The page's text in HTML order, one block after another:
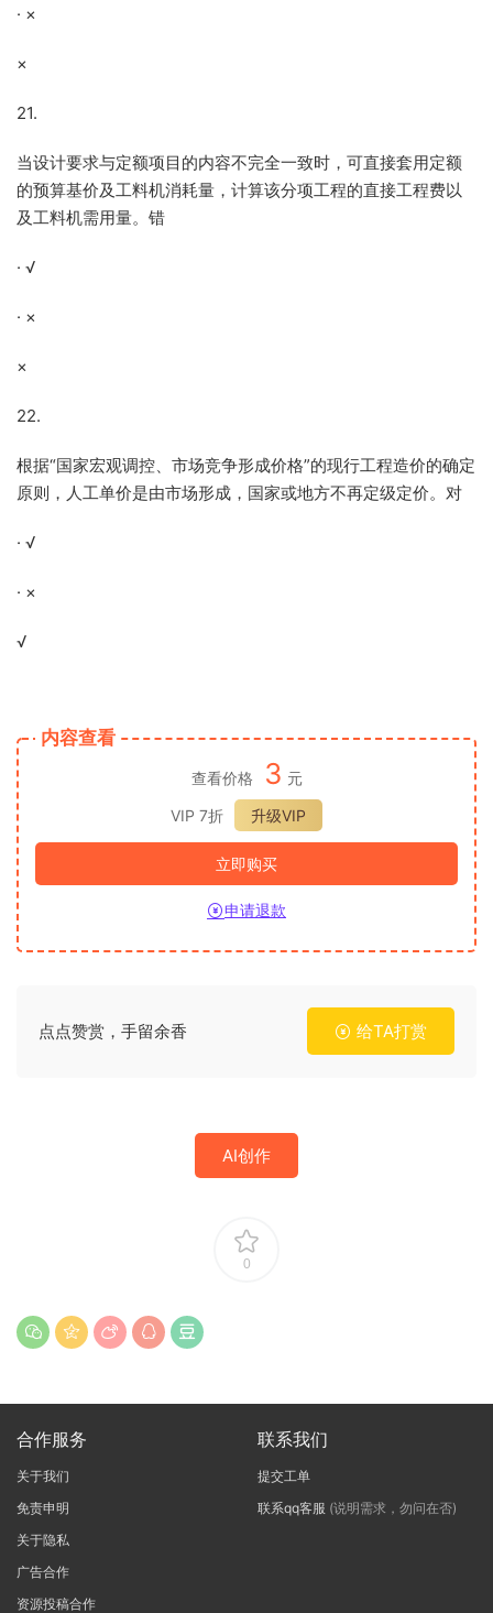
· ×
×
21.
当设计要求与定额项目的内容不完全一致时，可直接套用定额
的预算基价及工料机消耗量，计算该分项工程的直接工程费以
及工料机需用量。错
· √
· ×
×
22.
根据“国家宏观调控、市场竞争形成价格”的现行工程造价的确定
原则，人工单价是由市场形成，国家或地方不再定级定价。对
· √
· ×
√
内容查看
查看价格 3 元
VIP 7折
升级VIP
立即购买
申请退款
点点赞赏，手留余香 给TA打赏
AI创作
0
合作服务
关于我们
免责申明
关于隐私
广告合作
资源投稿合作
联系我们
提交工单
联系qq客服 (说明需求，勿问在否)